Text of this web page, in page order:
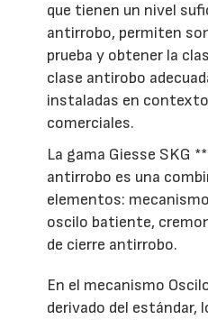
que tienen un nivel
antirrobo, permiten
prueba y obtener la
clase antirobo
instaladas en
comerciales.
La gama Giesse SKG
antirrobo es una
elementos:
oscilo batiente,
de cierre antirrobo.
En el mecanismo
derivado del estándar,